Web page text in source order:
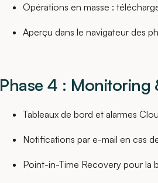
Opérations en masse :
Aperçu dans le navigateur des
Phase 4 : Monitoring
Tableaux de bord et alarmes
Notifications par e-mail en cas
Point-in-Time Recovery pour la